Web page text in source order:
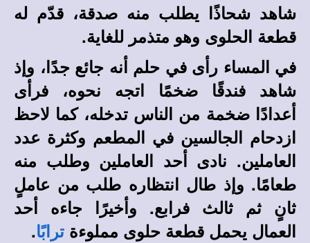
شاهد شحاذًا يطلب منه صدقة، قدّم له
قطعة الحلوى وهو متذمر للغاية.
في المساء رأى في حلم أنه جائع جدًا، وإذ
شاهد فندقًا ضخمًا اتجه نحوه، فرأى
أعدادًا ضخمة من الناس تدخله، كما لاحظ
ازدحام الجالسين في المطعم وكثرة عدد
العاملين. نادى أحد العاملين وطلب منه
طعامًا. وإذ طال انتظاره طلب من عاملٍ
ثانٍ ثم ثالث فرابع. وأخيرًا جاءه أحد
العمال يحمل قطعة حلوى مملوءة ترابًا.